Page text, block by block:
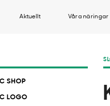
Aktuellt Våra näringar
SHOP
LOGO